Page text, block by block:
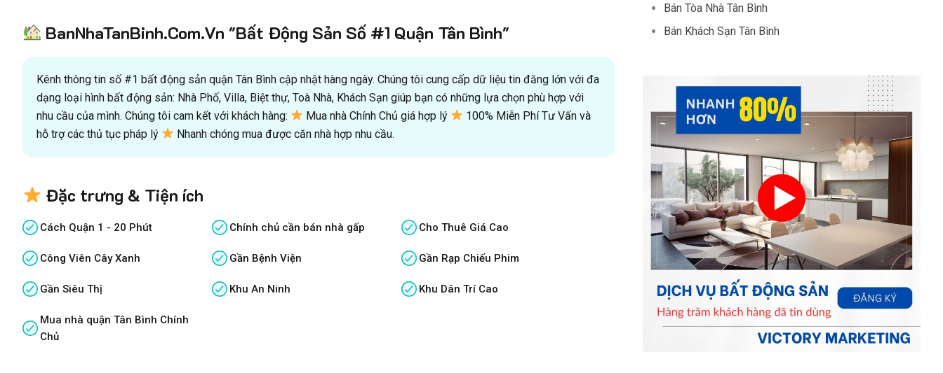
BanNhaTanBinh.Com.Vn "Bất Động Sản Số #1 Quận Tân Bình"
Kênh thông tin số #1 bất động sản quận Tân Bình cập nhật hàng ngày. Chúng tôi cung cấp dữ liệu tin đăng lớn với đa
dạng loại hình bất động sản: Nhà Phố, Villa, Biệt thự, Toà Nhà, Khách Sạn giúp bạn có những lựa chọn phù hợp với
nhu cầu của mình. Chúng tôi cam kết với khách hàng:
Mua nhà Chính Chủ giá hợp lý
100% Miễn Phí Tư Vấn và
hỗ trợ các thủ tục pháp lý
Nhanh chóng mua được căn nhà hợp nhu cầu.
Đặc trưng & Tiện ích
Cách Quận 1 - 20 Phút Chính chủ cần bán nhà gấp Cho Thuê Giá Cao
Công Viên Cây Xanh Gần Bệnh Viện Gần Rạp Chiếu Phim
Gần Siêu Thị Khu An Ninh Khu Dân Trí Cao
Mua nhà quận Tân Bình Chính
Chủ
Bán Tòa Nhà Tân Bình
Bán Khách Sạn Tân Bình